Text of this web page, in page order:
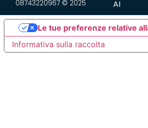
08743220967 © 2025
AI
Informativa sulla raccolta
Le tue preferenze relative